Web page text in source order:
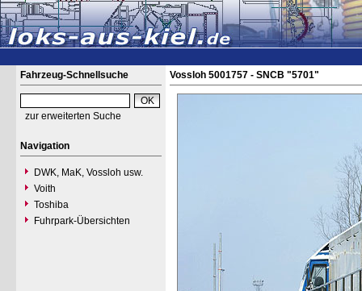
Fahrzeug-Schnellsuche
zur erweiterten Suche
Navigation
DWK, MaK, Vossloh usw.
Voith
Toshiba
Fuhrpark-Übersichten
Vossloh 5001757 - SNCB "5701"